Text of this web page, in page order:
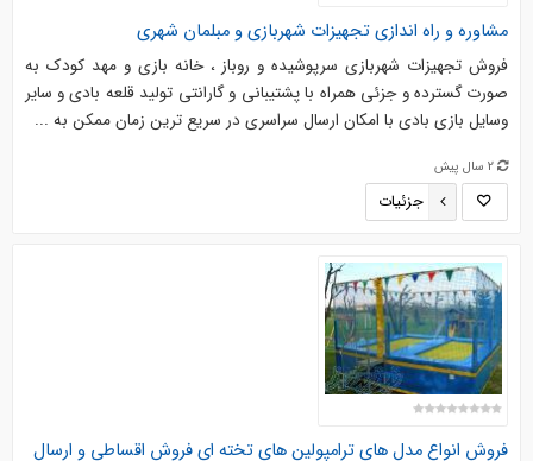
مشاوره و راه اندازی تجهیزات شهربازی و مبلمان شهری
فروش تجهیزات شهربازی سرپوشیده و روباز ، خانه بازی و مهد کودک به
صورت گسترده و جزئی همراه با پشتیبانی و گارانتی تولید قلعه بادی و سایر
وسایل بازی بادی با امکان ارسال سراسری در سریع ترین زمان ممکن به ...
2 سال پیش
جزئیات
فروش انواع مدل های ترامپولین های تخته ای فروش اقساطی و ارسال